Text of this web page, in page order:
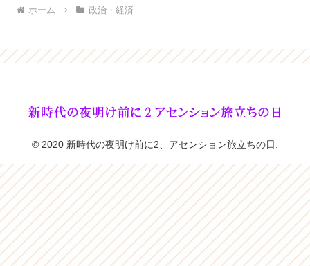
ホーム 政治・経済
© 2020 新時代の夜明け前に2、アセンション旅立ちの日.